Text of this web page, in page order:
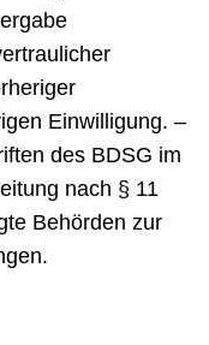
Einwilligung. –
des BDSG im
nach § 11
Behörden zur